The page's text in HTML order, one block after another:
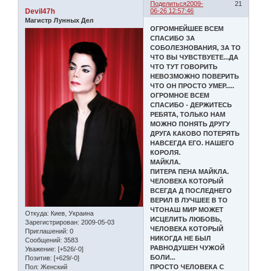
Поделиться 21
2009-
06-26 12:57:46
Devil47h
Магистр Лунных Дел
Откуда: Киев, Украина
Зарегистрирован: 2009-05-03
Приглашений: 0
Сообщений: 3583
Уважение: [+526/-0]
Позитив: [+629/-0]
Пол: Женский
ОГРОМНЕЙШЕЕ ВСЕМ
СПАСИБО ЗА
СОБОЛЕЗНОВАНИЯ, ЗА ТО
ЧТО ВЫ ЧУВСТВУЕТЕ...ДА
ЧТО ТУТ ГОВОРИТЬ
НЕВОЗМОЖНО ПОВЕРИТЬ
ЧТО ОН ПРОСТО УМЕР.....
ОГРОМНОЕ ВСЕМ
СПАСИБО - ДЕРЖИТЕСЬ
РЕБЯТА, ТОЛЬКО НАМ
МОЖНО ПОНЯТЬ ДРУГУ
ДРУГА КАКОВО ПОТЕРЯТЬ
НАВСЕГДА ЕГО. НАШЕГО
КОРОЛЯ.
МАЙКЛА.
ПИТЕРА ПЕНА МАЙКЛА.
ЧЕЛОВЕКА КОТОРЫЙ
ВСЕГДА Д ПОСЛЕДНЕГО
ВЕРИЛ В ЛУЧШЕЕ В ТО
ЧТОНАШ МИР МОЖЕТ
ИСЦЕЛИТЬ ЛЮБОВЬ,
ЧЕЛОВЕКА КОТОРЫЙ
НИКОГДА НЕ БЫЛ
РАВНОДУШЕН ЧУЖОЙ
БОЛИ...
ПРОСТО ЧЕЛОВЕКА С